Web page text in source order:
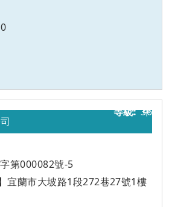
36
第000082號-5
宜蘭市大坡路1段272巷27號1樓
甲